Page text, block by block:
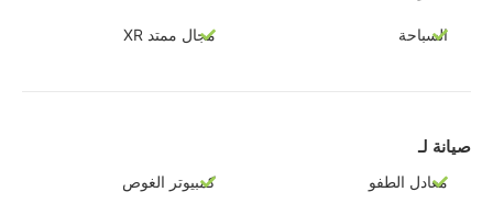
السباحة مجال ممتد XR
صيانة لـ
معادل الطفو كمبيوتر الغوص